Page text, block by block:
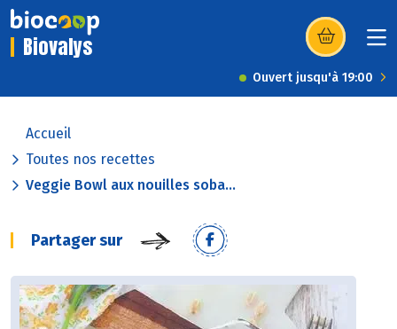
Biovalys (s’ouvre dans
Ouvert jusqu'à 19:00
Accueil
Toutes nos recettes
Veggie Bowl aux nouilles soba...
Partager sur